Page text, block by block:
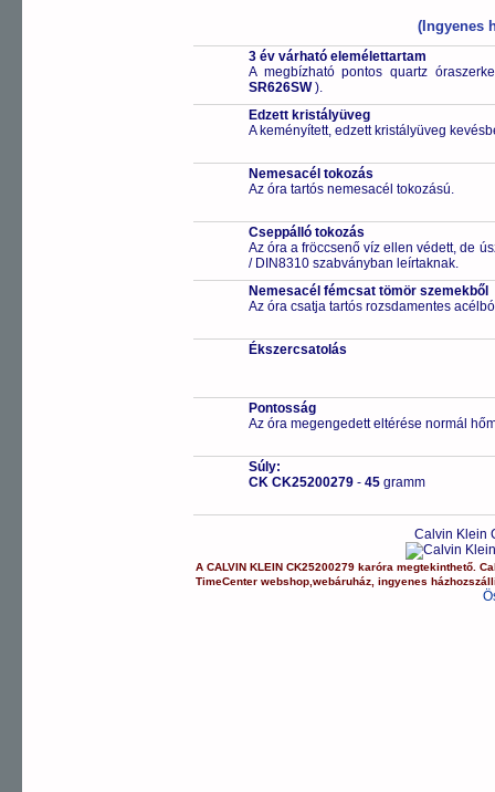
(Ingyenes
3 év várható elemélettartam
A megbízható pontos quartz
SR626SW).
Edzett kristályüveg
A keményített, edzett kristályüveg
Nemesacél tokozás
Az óra tartós nemesacél tokozású.
Cseppálló tokozás
Az óra a fröccsenő víz ellen védett, de
/ DIN8310 szabványban leírtaknak.
Nemesacél fémcsat tömör szemekből
Az óra csatja tartós rozsdamentes
Ékszercsatolás
Pontosság
Az óra megengedett eltérése normál
Súly:
CK CK25200279 - 45 gramm
Calvin Klein
ACALVIN KLEIN CK25200279 karóra megtekinthető.
TimeCenter webshop ,webáruház ,ingyenes